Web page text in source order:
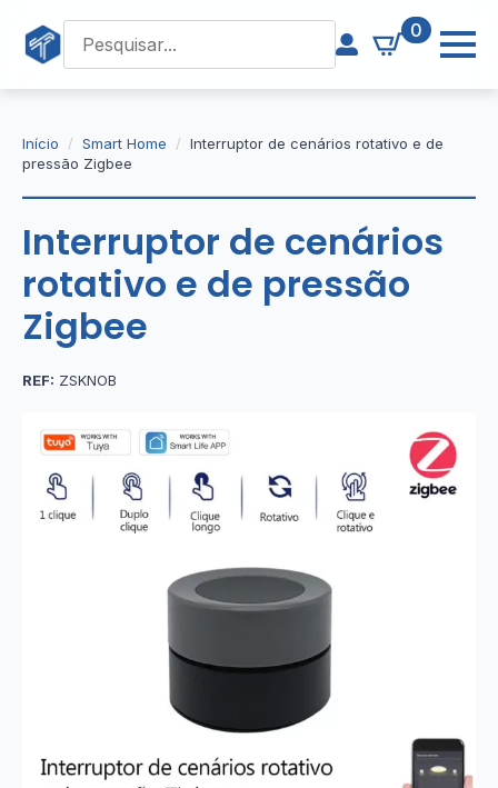
0
Início Smart Home
Interruptor de cenários rotativo e de
pressão Zigbee
Interruptor de cenários
rotativo e de pressão
Zigbee
REF: ZSKNOB